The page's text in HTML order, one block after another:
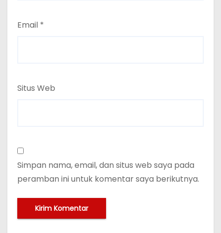
Email *
Situs Web
Simpan nama, email, dan situs web saya pada
peramban ini untuk komentar saya berikutnya.